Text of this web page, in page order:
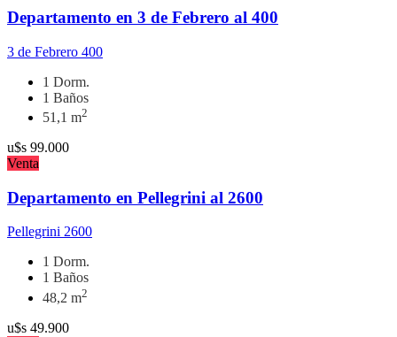
Departamento en 3 de Febrero al 400
3 de Febrero 400
1 Dorm.
1 Baños
51,1 m2
u$s 99.000
Venta
Departamento en Pellegrini al 2600
Pellegrini 2600
1 Dorm.
1 Baños
48,2 m2
u$s 49.900